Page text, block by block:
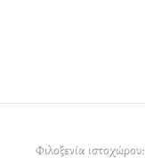
Φιλοξενία ιστοχώρου: